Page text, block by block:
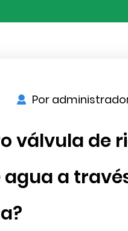
Por
válvula de
a